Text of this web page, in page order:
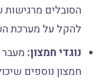
הסובלים מרגישות
להקל על מערכת
נוגדי חמצון:
חמצון נוספים